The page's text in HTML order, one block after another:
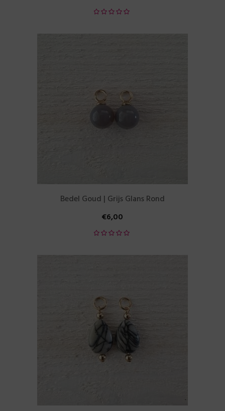
Bedel Goud | Grijs Glans Rond
€6,00